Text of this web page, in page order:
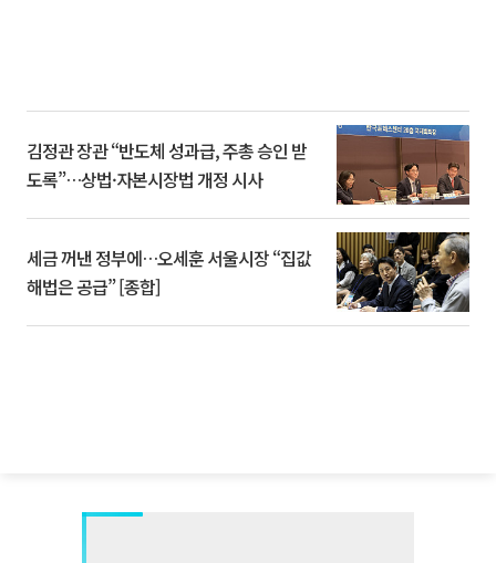
김정관 장관 “반도체 성과급, 주총 승인 받
도록”…상법·자본시장법 개정 시사
세금 꺼낸 정부에…오세훈 서울시장 “집값
해법은 공급” [종합]